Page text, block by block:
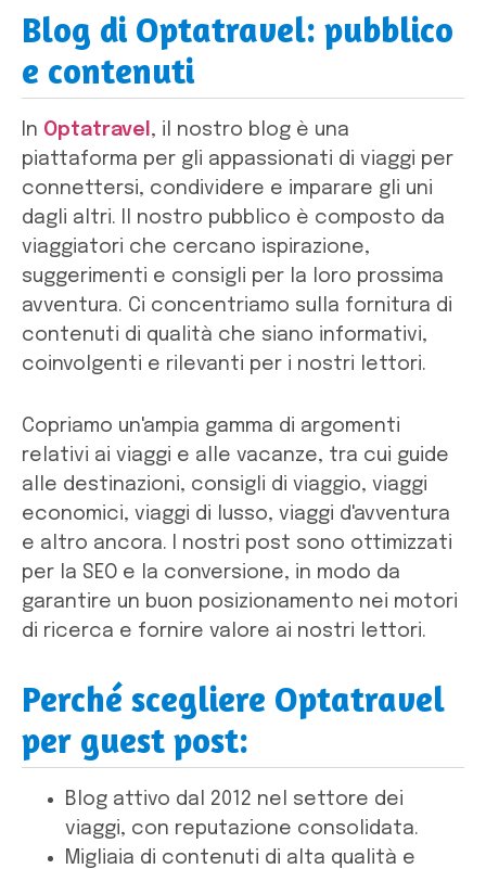
Blog di Optatravel: pubblico
e contenuti
In Optatravel , il nostro blog è una
piattaforma per gli appassionati di viaggi per
connettersi, condividere e imparare gli uni
dagli altri. Il nostro pubblico è composto da
viaggiatori che cercano ispirazione,
suggerimenti e consigli per la loro prossima
avventura. Ci concentriamo sulla fornitura di
contenuti di qualità che siano informativi,
coinvolgenti e rilevanti per i nostri lettori.
Copriamo un'ampia gamma di argomenti
relativi ai viaggi e alle vacanze, tra cui guide
alle destinazioni, consigli di viaggio, viaggi
economici, viaggi di lusso, viaggi d'avventura
e altro ancora. I nostri post sono ottimizzati
per la SEO e la conversione, in modo da
garantire un buon posizionamento nei motori
di ricerca e fornire valore ai nostri lettori.
Perché scegliere Optatravel
per guest post:
Blog attivo dal 2012 nel settore dei
viaggi, con reputazione consolidata.
Migliaia di contenuti di alta qualità e